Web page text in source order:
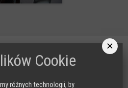
projekty
RODZICÓW
×
Cookie
różnych technologii, by